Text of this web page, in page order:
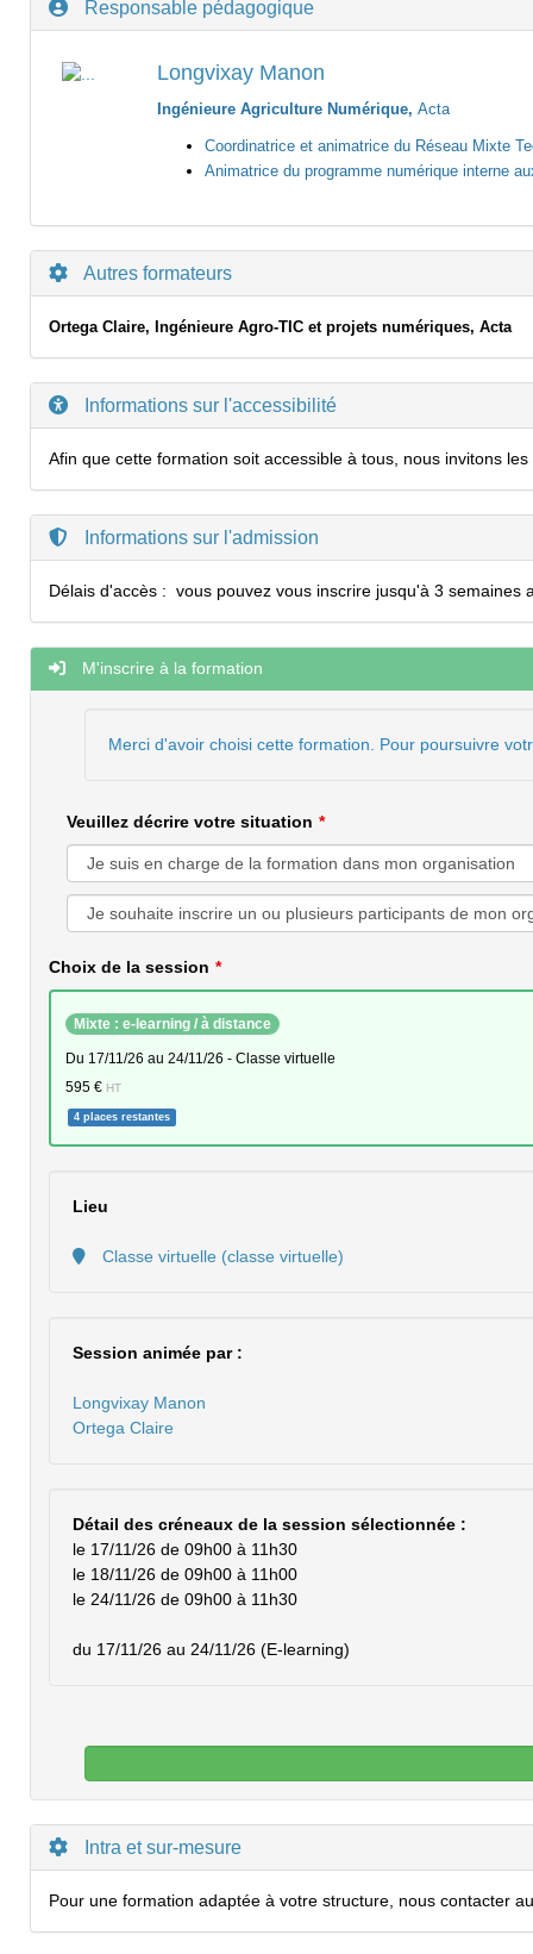
Responsable pédagogique
Longvixay Manon
Ingénieure Agriculture Numérique, Acta
Coordinatrice et animatrice du Réseau Mixte
Animatrice du programme numérique interne
Autres formateurs
Ortega Claire, Ingénieure Agro-TIC et projets numériques, Acta
Informations sur l'accessibilité
Afin que cette formation soit accessible à tous, nous invitons
Informations sur l'admission
Délais d'accès : vous pouvez vous inscrire jusqu'à 3
M'inscrire à la formation
Merci d'avoir choisi cette formation. Pour poursuivre
Veuillez décrire votre situation
Choix de la session
Mixte : e-learning / à distance
du 17/11/26 au 24/11/26 - Classe virtuelle
595 € HT
4 places restantes
Lieu
Classe virtuelle (classe virtuelle)
Session animée par :
Longvixay Manon
Ortega Claire
Détail des créneaux de la session sélectionnée :
le 17/11/26 de 09h00 à 11h30
le 18/11/26 de 09h00 à 11h00
le 24/11/26 de 09h00 à 11h30
du 17/11/26 au 24/11/26 (E-learning)
Intra et sur-mesure
Pour une formation adaptée à votre structure, nous contacter